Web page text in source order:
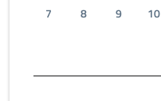
7
8 9 10